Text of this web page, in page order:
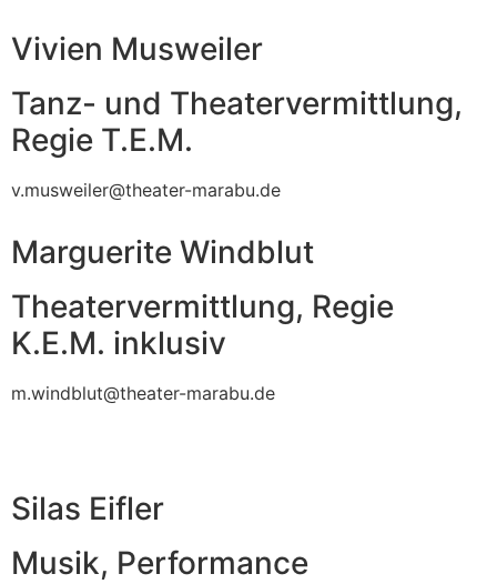
Vivien Musweiler
Tanz- und Theatervermittlung,
Regie T.E.M.
v.musweiler@theater-marabu.de
Marguerite Windblut
Theatervermittlung, Regie
K.E.M. inklusiv
m.windblut@theater-marabu.de
Silas Eifler
Musik, Performance